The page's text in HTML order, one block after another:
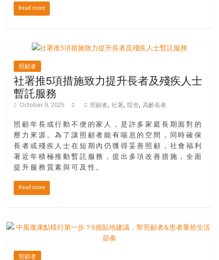
半
場
險
踏
入
50
以
後，
迎
來
人
生
下
金
島
Read more
照顧者
社署推5項措施致力提升長者及殘疾人士
暫託服務
October 9, 2025 照顧者,社署,院舍,高齡長者
照顧年長或行動不便的家人，是許多家庭長期面對的
壓力來源。為了讓照顧者能有喘息的空間，同時確保
長者或殘疾人士在短期內仍獲得妥善照顧，社會福利
署近年積極推動暫託服務，提出多項改善措施，全面
提升服務質素與可及性。
Read more
照顧者